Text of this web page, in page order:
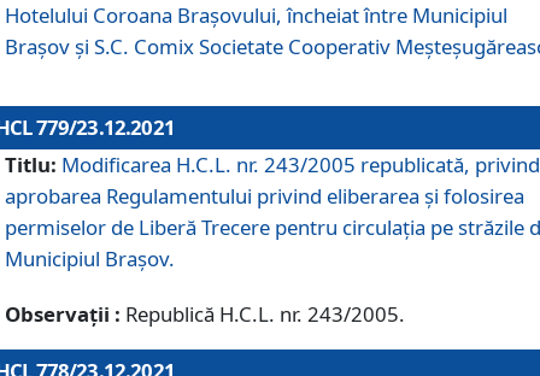
Hotelului Coroana Brașovului, încheiat între Municipiul
Braşov şi S.C. Comix Societate Cooperativ
779/23.12.2021
Titlu: Modificarea H.C.L. nr. 243/2005 republicată, privind
aprobarea Regulamentului privind eliberarea şi folosirea
permiselor de Liberă Trecere pentru circulația pe străzile
Municipiul Braşov.
Observații : Republică H.C.L. nr. 243/2005.